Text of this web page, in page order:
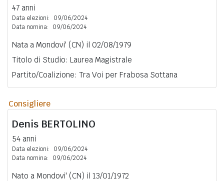
47 anni
Data elezioni:
09/06/2024
Data nomina:
09/06/2024
Nata a Mondovi' (CN) il 02/08/1979
Titolo di Studio: Laurea Magistrale
Partito/Coalizione: Tra Voi per Frabosa Sottana
Consigliere
Denis BERTOLINO
54 anni
Data elezioni:
09/06/2024
Data nomina:
09/06/2024
Nato a Mondovi' (CN) il 13/01/1972